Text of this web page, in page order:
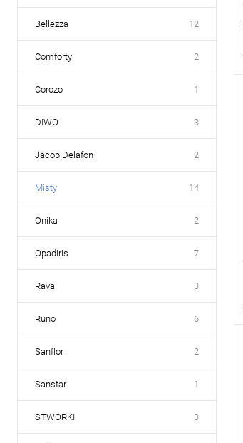
Bellezza 12
Comforty 2
Corozo 1
DIWO 3
Jacob Delafon 2
Misty 14
Onika 2
Opadiris 7
Raval 3
Runo 6
Sanflor 2
Sanstar 1
STWORKI 3